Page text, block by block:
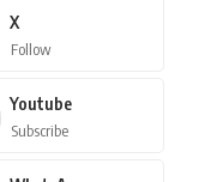
X
Follow
Youtube
Subscribe